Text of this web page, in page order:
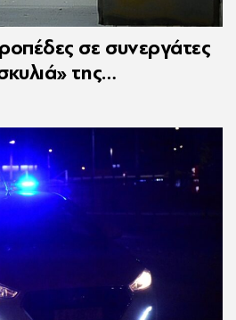
σε συνεργάτες
της
οι εκβιασμοί και το